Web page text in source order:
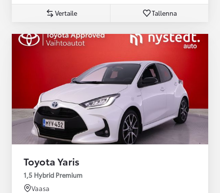
Vertaile Tallenna
Toyota Yaris
1,5 Hybrid Premium
Vaasa